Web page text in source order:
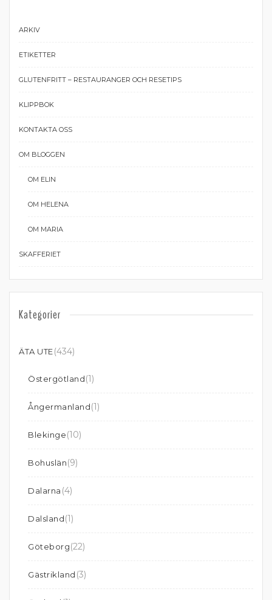
ARKIV
ETIKETTER
GLUTENFRITT – RESTAURANGER OCH RESETIPS
KLIPPBOK
KONTAKTA OSS
OM BLOGGEN
OM ELIN
OM HELENA
OM MARIA
SKAFFERIET
Kategorier
ÄTA UTE(434)
Östergötland(1)
Ångermanland(1)
Blekinge(10)
Bohuslän(9)
Dalarna (4)
Dalsland(1)
Göteborg(22)
Gästrikland (3)